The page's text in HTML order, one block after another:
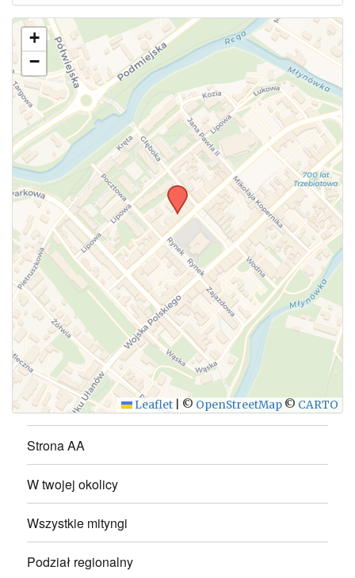
Użyj tego formularza aby przesłać informację o
zmianach w powyższym mityngu.
WYŚLIJ
+
−
Leaflet © OpenStreetMap © CARTO
Strona AA
W twojej okolicy
Wszystkie mityngi
Podział regionalny